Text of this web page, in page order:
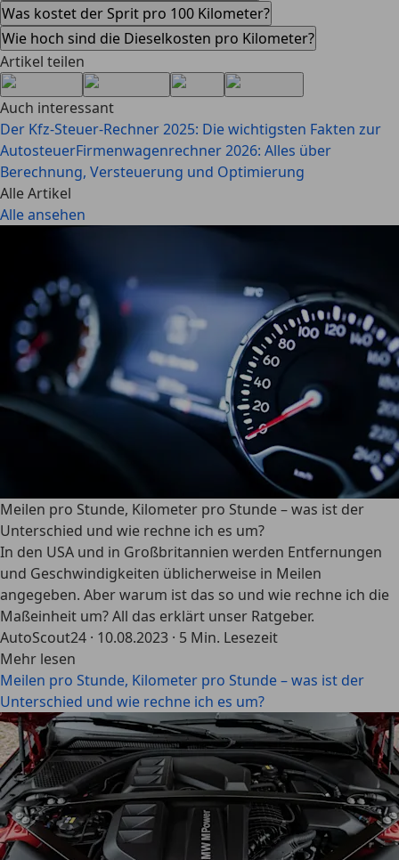
Was kostet der Sprit pro 100 Kilometer?
Wie hoch sind die Dieselkosten pro Kilometer?
Artikel teilen
Auch interessant
Der Kfz-Steuer-Rechner 2025: Die wichtigsten Fakten zur
AutosteuerFirmenwagenrechner 2026: Alles über
Berechnung, Versteuerung und Optimierung
Alle Artikel
Alle ansehen
Meilen pro Stunde, Kilometer pro Stunde – was ist der
Unterschied und wie rechne ich es um?
In den USA und in Großbritannien werden Entfernungen
und Geschwindigkeiten üblicherweise in Meilen
angegeben. Aber warum ist das so und wie rechne ich die
Maßeinheit um? All das erklärt unser Ratgeber.
AutoScout24 · 10.08.2023 · 5 Min. Lesezeit
Mehr lesen
Meilen pro Stunde, Kilometer pro Stunde – was ist der
Unterschied und wie rechne ich es um?